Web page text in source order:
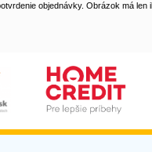
objednávky. Obrázok má len